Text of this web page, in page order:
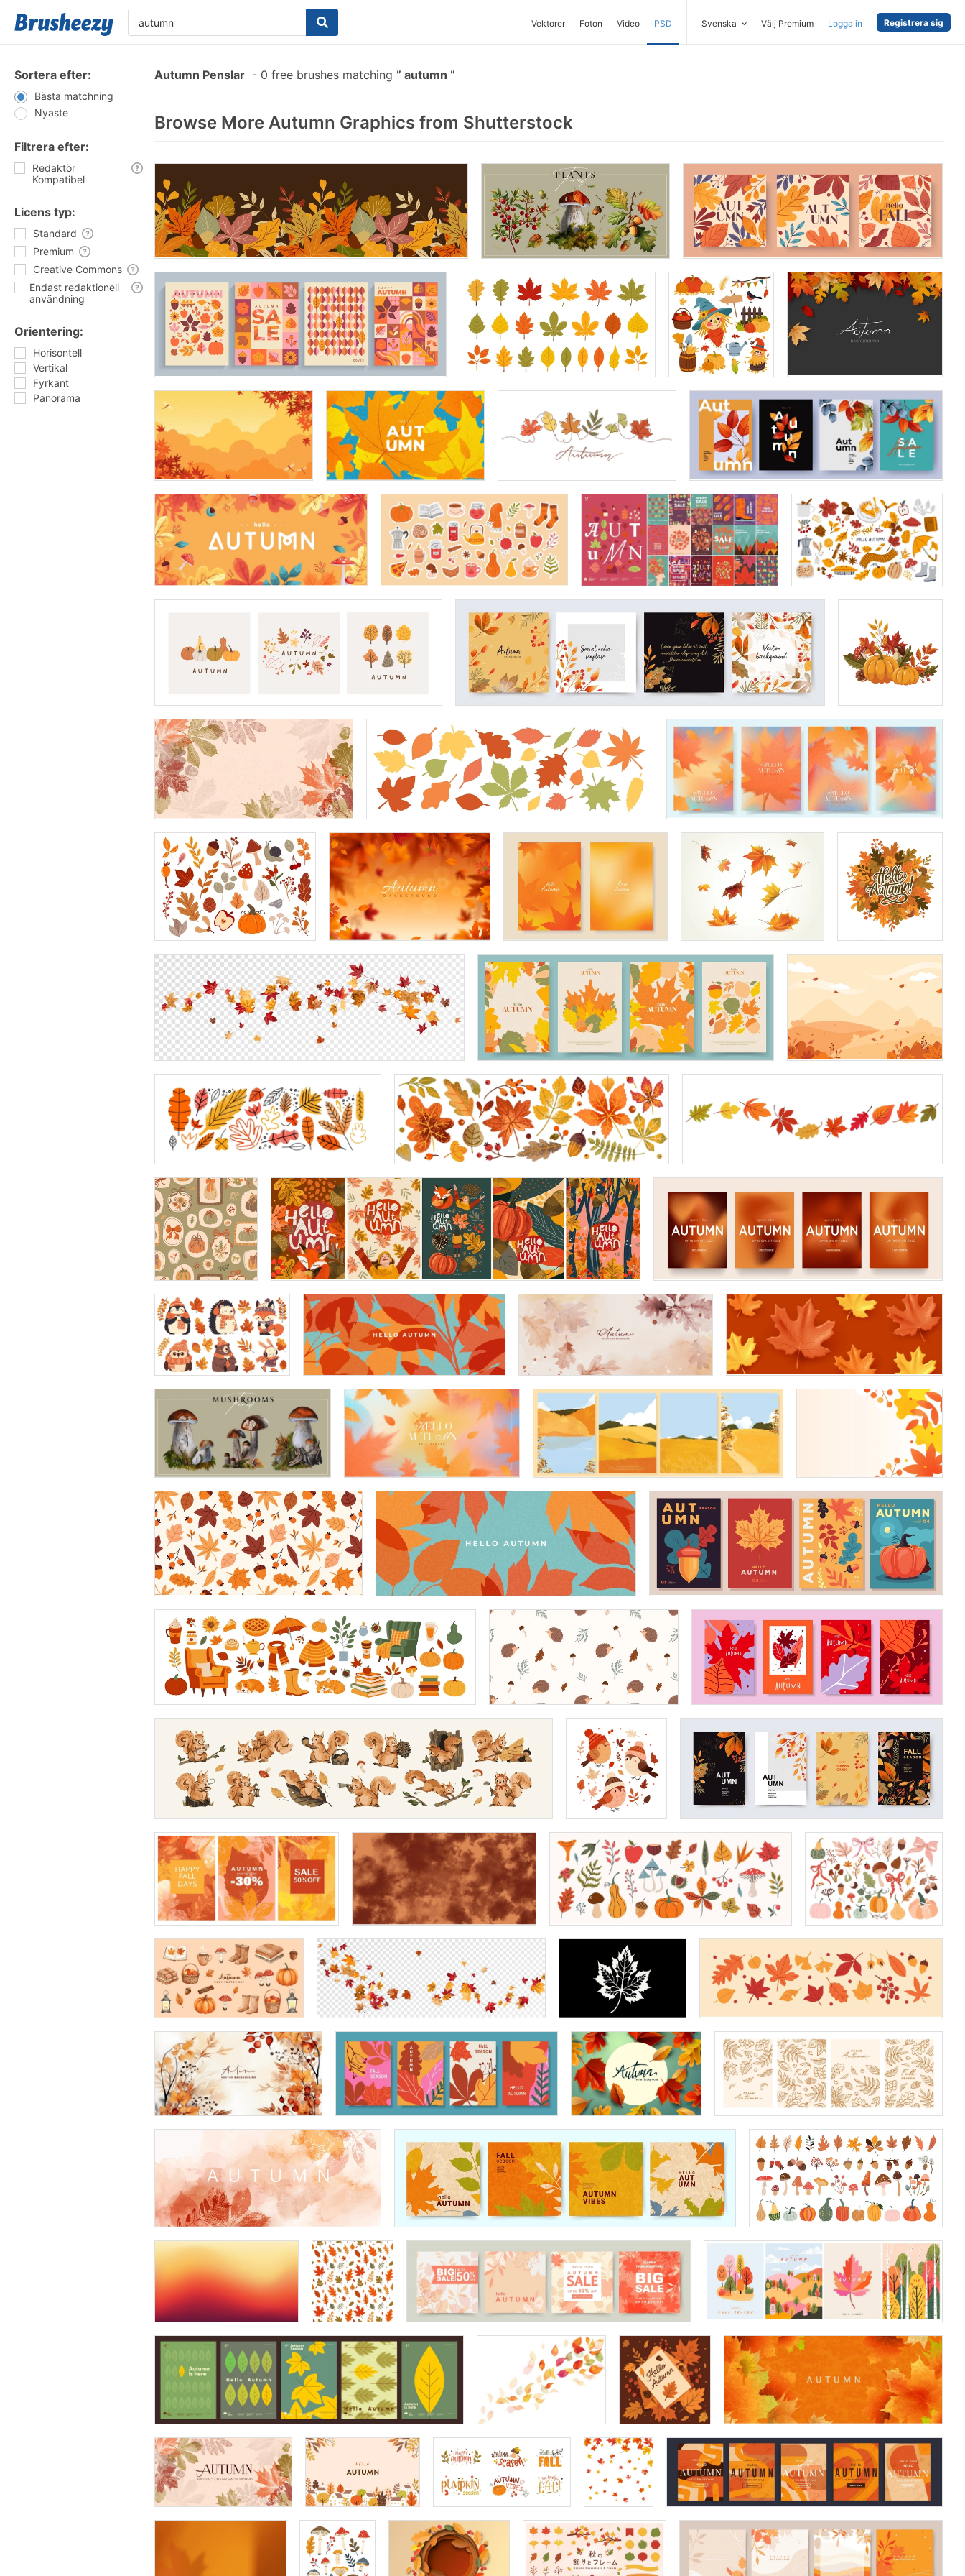
Vektorer Foton Video PSD Svenska Välj Premium Logga in Registrera sig
Sortera efter:
Bästa matchning
Nyaste
Filtrera efter:
Redaktör
Kompatibel
Licens typ:
Standard
Premium
Creative Commons
Endast redaktionell
användning
Orientering:
Horisontell
Vertikal
Fyrkant
Panorama
Autumn Penslar - 0 free brushes matching autumn
Browse More Autumn Graphics from Shutterstock